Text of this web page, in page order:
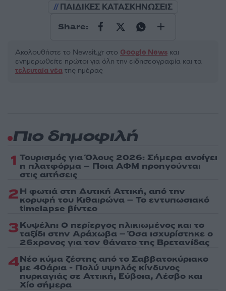
ΠΑΙΔΙΚΕΣ ΚΑΤΑΣΚΗΝΩΣΕΙΣ
Share:
Ακολουθήστε το Νewsit.gr στο Google News και
ενημερωθείτε πρώτοι για όλη την ειδησεογραφία και τα
τελευταία νέα της ημέρας
Πιο δημοφιλή
1 Τουρισμός για Όλους 2026: Σήμερα ανοίγει
η πλατφόρμα – Ποια ΑΦΜ προηγούνται
στις αιτήσεις
2Η φωτιά στη Δυτική Αττική, από την
κορυφή του Κιθαιρώνα – Το εντυπωσιακό
timelapse βίντεο
3Κυψέλη: Ο περίεργος ηλικιωμένος και το
ταξίδι στην Αράχωβα – Όσα ισχυρίστηκε ο
26χρονος για τον θάνατο της Βρετανίδας
4Νέο κύμα ζέστης από το Σαββατοκύριακο
με 40άρια - Πολύ υψηλός κίνδυνος
πυρκαγιάς σε Αττική, Εύβοια, Λέσβο και
Χίο σήμερα